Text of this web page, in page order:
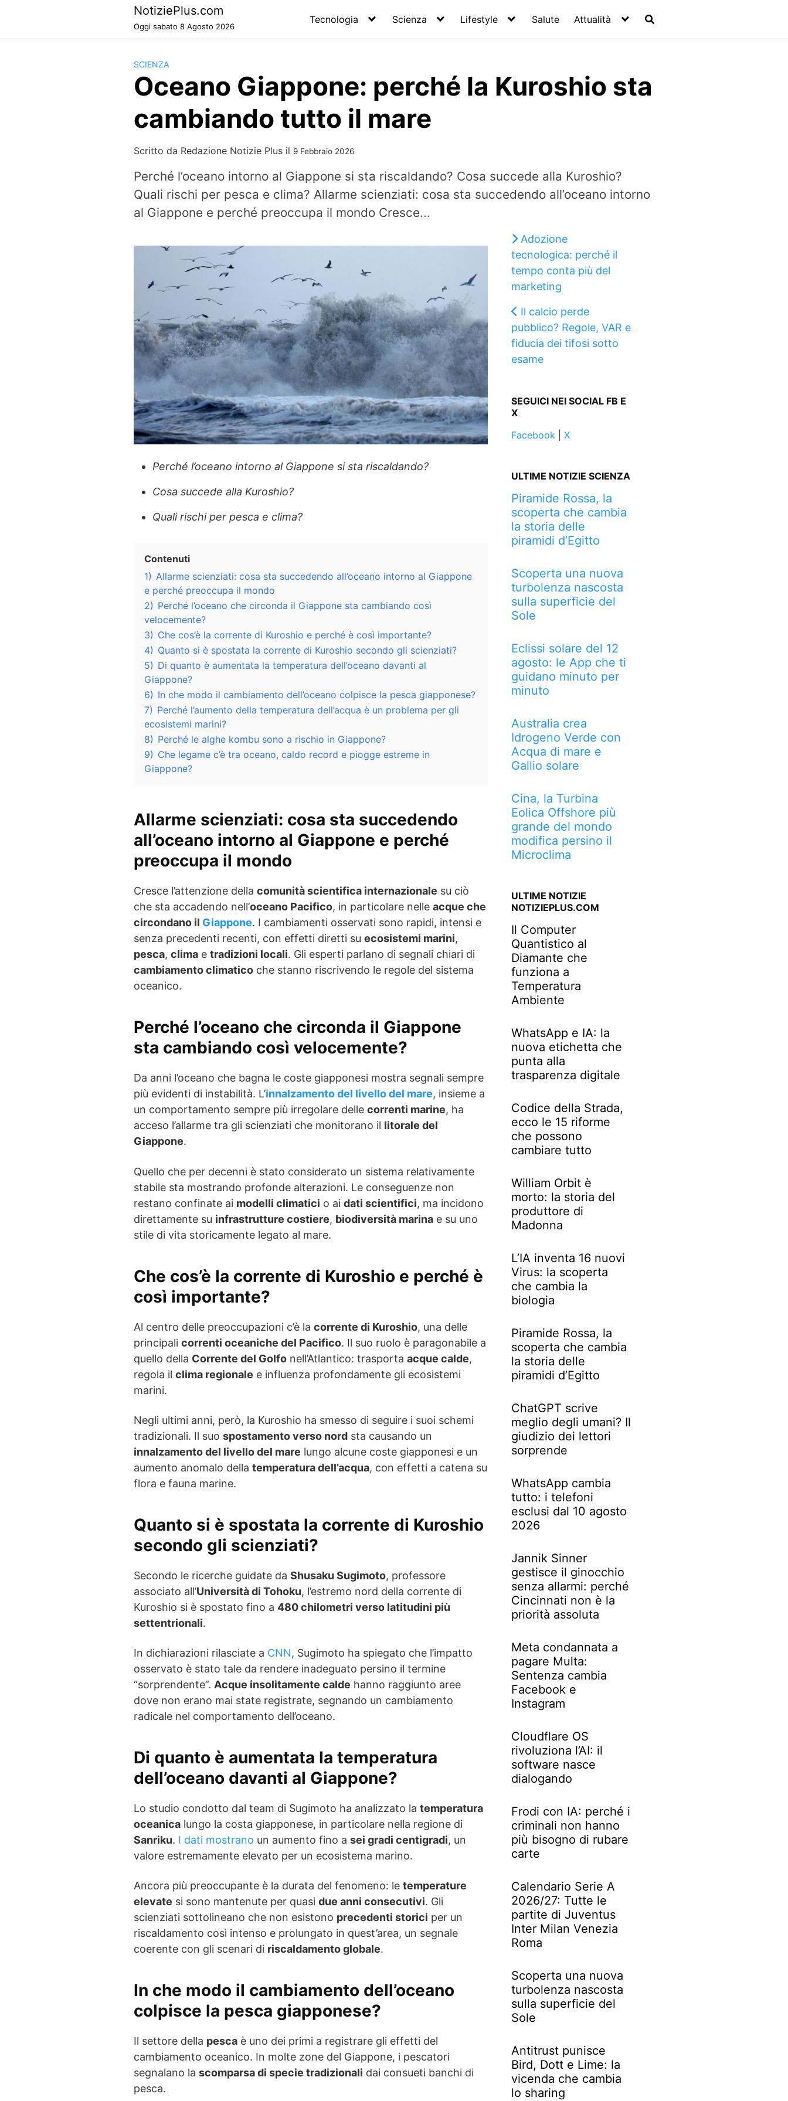
NotiziePlus.com
Oggi sabato 8 Agosto 2026
Tecnologia Scienza Lifestyle Salute Attualità
SCIENZA
Oceano Giappone: perché la Kuroshio sta
cambiando tutto il mare
Scritto da Redazione Notizie Plus il 9 Febbraio 2026
Perché l’oceano intorno al Giappone si sta riscaldando? Cosa succede alla Kuroshio?
Quali rischi per pesca e clima? Allarme scienziati: cosa sta succedendo all’oceano intorno
al Giappone e perché preoccupa il mondo Cresce...
Perché l’oceano intorno al Giappone si sta riscaldando?
Cosa succede alla Kuroshio?
Quali rischi per pesca e clima?
Contenuti
1) Allarme scienziati: cosa sta succedendo all’oceano intorno al Giappone
e perché preoccupa il mondo
2) Perché l’oceano che circonda il Giappone sta cambiando così
velocemente?
3) Che cos’è la corrente di Kuroshio e perché è così importante?
4) Quanto si è spostata la corrente di Kuroshio secondo gli scienziati?
5) Di quanto è aumentata la temperatura dell’oceano davanti al
Giappone?
6) In che modo il cambiamento dell’oceano colpisce la pesca giapponese?
7) Perché l’aumento della temperatura dell’acqua è un problema per gli
ecosistemi marini?
8) Perché le alghe kombu sono a rischio in Giappone?
9) Che legame c’è tra oceano, caldo record e piogge estreme in
Giappone?
Allarme scienziati: cosa sta succedendo
all’oceano intorno al Giappone e perché
preoccupa il mondo
Cresce l’attenzione della comunità scientifica internazionale su ciò
che sta accadendo nell’oceano Pacifico, in particolare nelle acque che
circondano il Giappone. I cambiamenti osservati sono rapidi, intensi e
senza precedenti recenti, con effetti diretti su ecosistemi marini,
pesca, clima e tradizioni locali. Gli esperti parlano di segnali chiari di
cambiamento climatico che stanno riscrivendo le regole del sistema
oceanico.
Perché l’oceano che circonda il Giappone
sta cambiando così velocemente?
Da anni l’oceano che bagna le coste giapponesi mostra segnali sempre
più evidenti di instabilità. L’innalzamento del livello del mare, insieme a
un comportamento sempre più irregolare delle correnti marine, ha
acceso l’allarme tra gli scienziati che monitorano il litorale del
Giappone.
Quello che per decenni è stato considerato un sistema relativamente
stabile sta mostrando profonde alterazioni. Le conseguenze non
restano confinate ai modelli climatici o ai dati scientifici, ma incidono
direttamente su infrastrutture costiere, biodiversità marina e su uno
stile di vita storicamente legato al mare.
Che cos’è la corrente di Kuroshio e perché è
così importante?
Al centro delle preoccupazioni c’è la corrente di Kuroshio, una delle
principali correnti oceaniche del Pacifico. Il suo ruolo è paragonabile a
quello della Corrente del Golfo nell’Atlantico: trasporta acque calde,
regola il clima regionale e influenza profondamente gli ecosistemi
marini.
Negli ultimi anni, però, la Kuroshio ha smesso di seguire i suoi schemi
tradizionali. Il suo spostamento verso nord sta causando un
innalzamento del livello del mare lungo alcune coste giapponesi e un
aumento anomalo della temperatura dell’acqua, con effetti a catena su
flora e fauna marine.
Quanto si è spostata la corrente di Kuroshio
secondo gli scienziati?
Secondo le ricerche guidate da Shusaku Sugimoto, professore
associato all’Università di Tohoku, l’estremo nord della corrente di
Kuroshio si è spostato fino a 480 chilometri verso latitudini più
settentrionali.
In dichiarazioni rilasciate a CNN, Sugimoto ha spiegato che l’impatto
osservato è stato tale da rendere inadeguato persino il termine
“sorprendente”. Acque insolitamente calde hanno raggiunto aree
dove non erano mai state registrate, segnando un cambiamento
radicale nel comportamento dell’oceano.
Di quanto è aumentata la temperatura
dell’oceano davanti al Giappone?
Lo studio condotto dal team di Sugimoto ha analizzato la temperatura
oceanica lungo la costa giapponese, in particolare nella regione di
Sanriku. I dati mostrano un aumento fino a sei gradi centigradi, un
valore estremamente elevato per un ecosistema marino.
Ancora più preoccupante è la durata del fenomeno: le temperature
elevate si sono mantenute per quasi due anni consecutivi. Gli
scienziati sottolineano che non esistono precedenti storici per un
riscaldamento così intenso e prolungato in quest’area, un segnale
coerente con gli scenari di riscaldamento globale.
In che modo il cambiamento dell’oceano
colpisce la pesca giapponese?
Il settore della pesca è uno dei primi a registrare gli effetti del
cambiamento oceanico. In molte zone del Giappone, i pescatori
segnalano la scomparsa di specie tradizionali dai consueti banchi di
pesca.
Adozione
tecnologica: perché il
tempo conta più del
marketing
Il calcio perde
pubblico? Regole, VAR e
fiducia dei tifosi sotto
esame
SEGUICI NEI SOCIAL FB E
X
Facebook| X
ULTIME NOTIZIE SCIENZA
Piramide Rossa, la
scoperta che cambia
la storia delle
piramidi d’Egitto
Scoperta una nuova
turbolenza nascosta
sulla superficie del
Sole
Eclissi solare del 12
agosto: le App che ti
guidano minuto per
minuto
Australia crea
Idrogeno Verde con
Acqua di mare e
Gallio solare
Cina, la Turbina
Eolica Offshore più
grande del mondo
modifica persino il
Microclima
ULTIME NOTIZIE
NOTIZIEPLUS.COM
Il Computer
Quantistico al
Diamante che
funziona a
Temperatura
Ambiente
WhatsApp e IA: la
nuova etichetta che
punta alla
trasparenza digitale
Codice della Strada,
ecco le 15 riforme
che possono
cambiare tutto
William Orbit è
morto: la storia del
produttore di
Madonna
L’IA inventa 16 nuovi
Virus: la scoperta
che cambia la
biologia
Piramide Rossa, la
scoperta che cambia
la storia delle
piramidi d’Egitto
ChatGPT scrive
meglio degli umani? Il
giudizio dei lettori
sorprende
WhatsApp cambia
tutto: i telefoni
esclusi dal 10 agosto
2026
Jannik Sinner
gestisce il ginocchio
senza allarmi: perché
Cincinnati non è la
priorità assoluta
Meta condannata a
pagare Multa:
Sentenza cambia
Facebook e
Instagram
Cloudflare OS
rivoluziona l’AI: il
software nasce
dialogando
Frodi con IA: perché i
criminali non hanno
più bisogno di rubare
carte
Calendario Serie A
2026/27: Tutte le
partite di Juventus
Inter Milan Venezia
Roma
Scoperta una nuova
turbolenza nascosta
sulla superficie del
Sole
Antitrust punisce
Bird, Dott e Lime: la
vicenda che cambia
lo sharing